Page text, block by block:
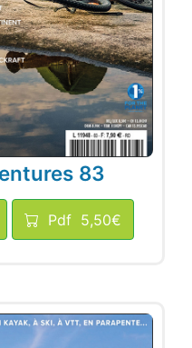
83
Pdf 5,50€